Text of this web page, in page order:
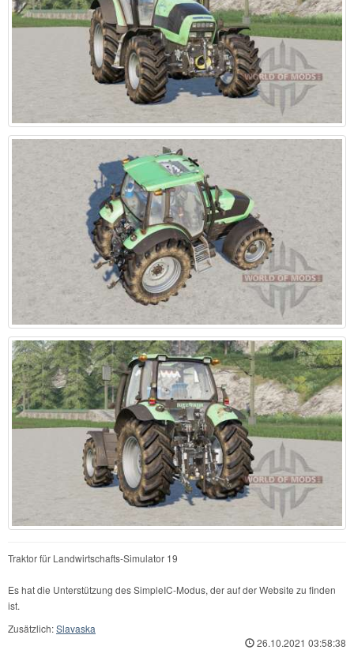
Traktor für Landwirtschafts-Simulator 19
Es hat die Unterstützung des SimpleIC-Modus, der auf der Website zu finden
ist.
Zusätzlich:Slavaska
26.10.2021 03:58:38